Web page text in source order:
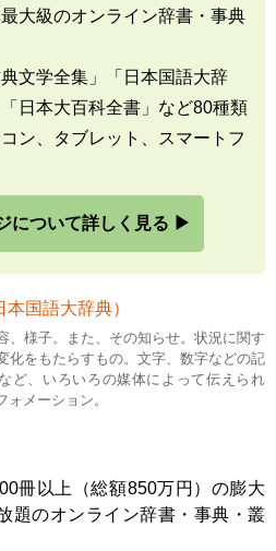
大級のオンライン辞書・事典
文学全集」「日本国語大辞
日本大百科全書」など80種類
ン、タブレット、スマートフ
について詳しく見る ▶
本国語大辞典）
、様子。また、その知らせ。状況に関す
化をもたらすもの。文字、数字などの記
ど、いろいろの媒体によって伝えられ
ォメーション。
冊以上（総額850万円）の膨大
題のオンライン辞書・事典・叢